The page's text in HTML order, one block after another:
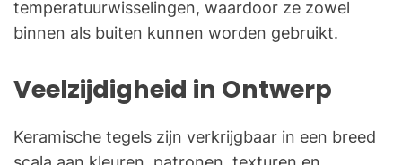
temperatuurwisselingen, waardoor ze zowel
binnen als buiten kunnen worden gebruikt.
Veelzijdigheid in Ontwerp
Keramische tegels zijn verkrijgbaar in een breed